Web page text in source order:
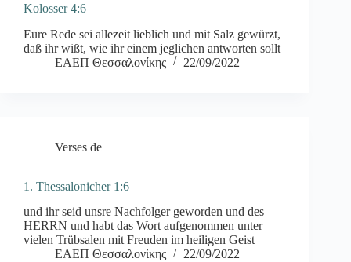
Kolosser 4:6
Eure Rede sei allezeit lieblich und mit Salz gewürzt,
daß ihr wißt, wie ihr einem jeglichen antworten sollt
ΕΑΕΠ Θεσσαλονίκης
22/09/2022
Verses de
1. Thessalonicher 1:6
und ihr seid unsre Nachfolger geworden und des
HERRN und habt das Wort aufgenommen unter
vielen Trübsalen mit Freuden im heiligen Geist
ΕΑΕΠ Θεσσαλονίκης
22/09/2022